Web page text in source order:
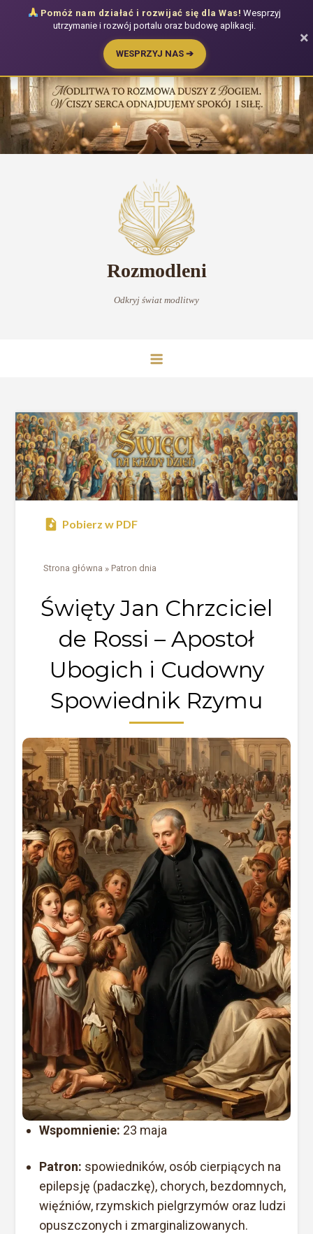
do
treści
Rozmodleni
Odkryj świat modlitwy
Pobierz w PDF
Strona główna »Patron dnia
Święty Jan Chrzciciel
de Rossi – Apostoł
Ubogich i Cudowny
Spowiednik Rzymu
Wspomnienie: 23 maja
Patron: spowiedników, osób cierpiących na
epilepsję (padaczkę), chorych, bezdomnych,
więźniów, rzymskich pielgrzymów oraz ludzi
opuszczonych i zmarginalizowanych.
Pomóż nam działać i rozwijać się dla Was! Wesprzyj
utrzymanie i rozwój portalu oraz budowę aplikacji.
WESPRZYJ NAS ➔
×